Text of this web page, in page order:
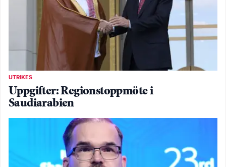
UTRIKES
Uppgifter: Regionstoppmöte i
Saudiarabien